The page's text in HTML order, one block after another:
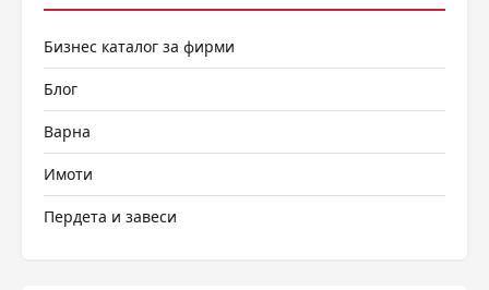
Бизнес каталог за фирми
Блог
Варна
Имоти
Пердета и завеси